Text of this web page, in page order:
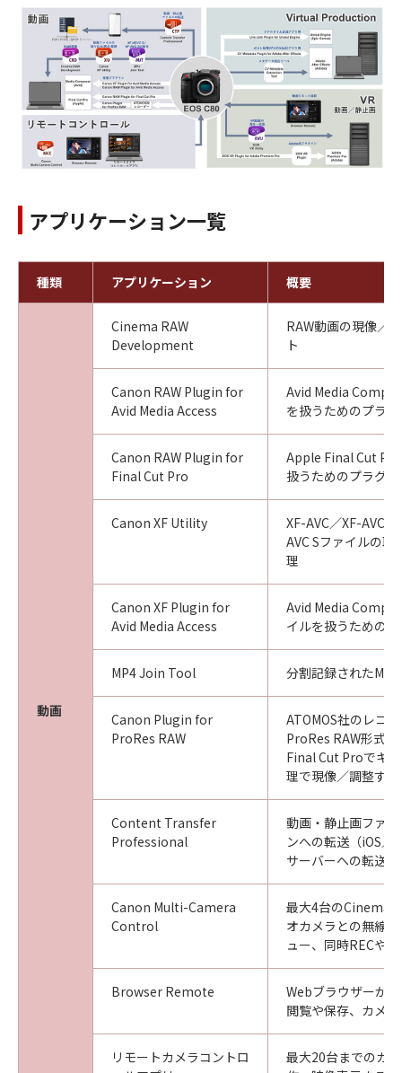
アプリケーション一覧
種類 アプリケーション 概要
動画
Cinema RAW
Development
RAW動画の現像／
ト
Canon RAW Plugin for
Avid Media Access
Avid Media
を扱うためのプラ
Canon RAW Plugin for
Final Cut Pro
Apple Final Cut
扱うためのプラグ
Canon XF Utility
XF-AVC／XF-AVC S
AVC Sファイルの
理
Canon XF Plugin for
Avid Media Access
Avid Media
イルを扱うための
MP4 Join Tool 分割記録された
Canon Plugin for
ProRes RAW
ATOMOS社のレコ
ProRes RAW形式
Final Cut Proでキ
理で現像／調整す
Content Transfer
Professional
動画・静止画ファ
ンへの転送（iOS
サーバーへの転送
Canon Multi-Camera
Control
最大4台のCinema
オカメラとの無線
ュー、同時RECや
Browser Remote
Webブラウザーか
閲覧や保存、カメ
リモートカメラコントロ
最大20台までのカ